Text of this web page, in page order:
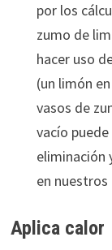
por los
zumo de
hacer uso
(un limón
vasos de
vacío
eliminación
en nuestros
Aplica calor